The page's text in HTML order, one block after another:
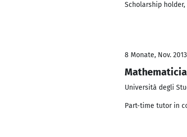
Scholarship
8 Monate, Nov.
Università degli
Part-time tutor in